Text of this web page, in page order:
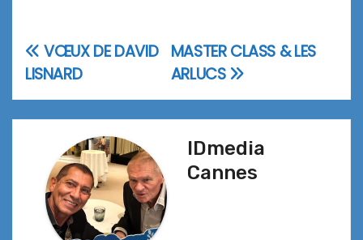
Navigation
de
l’article
MASTER CLASS & LES
ARLUCS
VŒUX DE DAVID
LISNARD
IDmedia
Cannes